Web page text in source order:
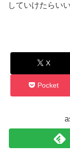
していけたらい
X
Pocket